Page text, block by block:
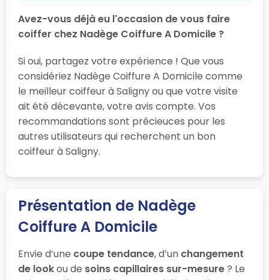
Avez-vous déjà eu l'occasion de vous faire
coiffer chez Nadège Coiffure A Domicile ?
Si oui, partagez votre expérience ! Que vous
considériez Nadège Coiffure A Domicile comme
le meilleur coiffeur à Saligny ou que votre visite
ait été décevante, votre avis compte. Vos
recommandations sont précieuces pour les
autres utilisateurs qui recherchent un bon
coiffeur à Saligny.
Présentation de Nadège
Coiffure A Domicile
Envie d’une coupe tendance, d’un changement
de lookou de soins capillaires sur-mesure? Le